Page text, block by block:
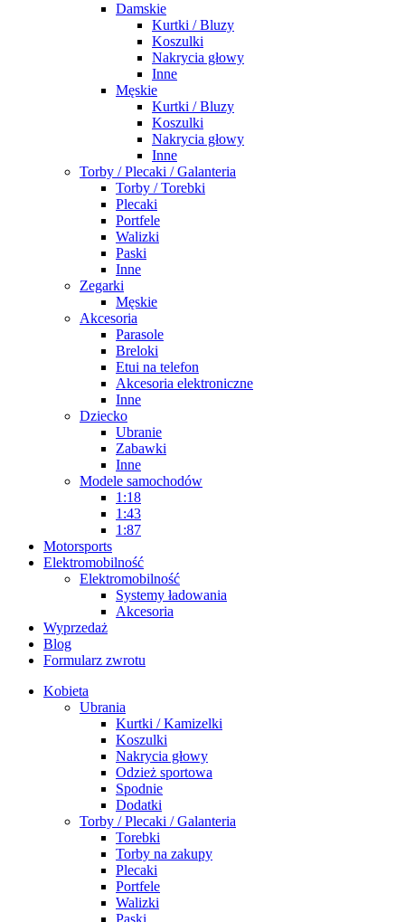
Damskie
Kurtki / Bluzy
Koszulki
Nakrycia głowy
Inne
Męskie
Kurtki / Bluzy
Koszulki
Nakrycia głowy
Inne
Torby / Plecaki / Galanteria
Torby / Torebki
Plecaki
Portfele
Walizki
Paski
Inne
Zegarki
Męskie
Akcesoria
Parasole
Breloki
Etui na telefon
Akcesoria elektroniczne
Inne
Dziecko
Ubranie
Zabawki
Inne
Modele samochodów
1:18
1:43
1:87
Motorsports
Elektromobilność
Elektromobilność
Systemy ładowania
Akcesoria
Wyprzedaż
Blog
Formularz zwrotu
Kobieta
Ubrania
Kurtki / Kamizelki
Koszulki
Nakrycia głowy
Odzież sportowa
Spodnie
Dodatki
Torby / Plecaki / Galanteria
Torebki
Torby na zakupy
Plecaki
Portfele
Walizki
Paski